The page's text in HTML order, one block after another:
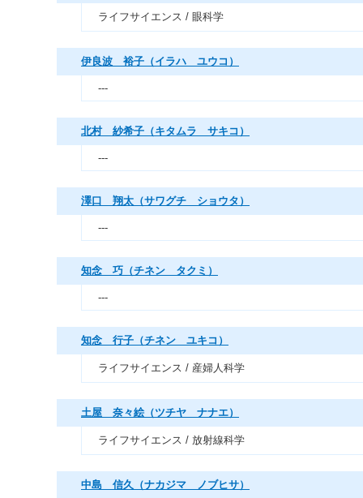
ライフサイエンス / 眼科学
伊良波 裕子（イラハ ユウコ）
---
北村 紗希子（キタムラ サキコ）
---
澤口 翔太（サワグチ ショウタ）
---
知念 巧（チネン タクミ）
---
知念 行子（チネン ユキコ）
ライフサイエンス / 産婦人科学
土屋 奈々絵（ツチヤ ナナエ）
ライフサイエンス / 放射線科学
中島 信久（ナカジマ ノブヒサ）